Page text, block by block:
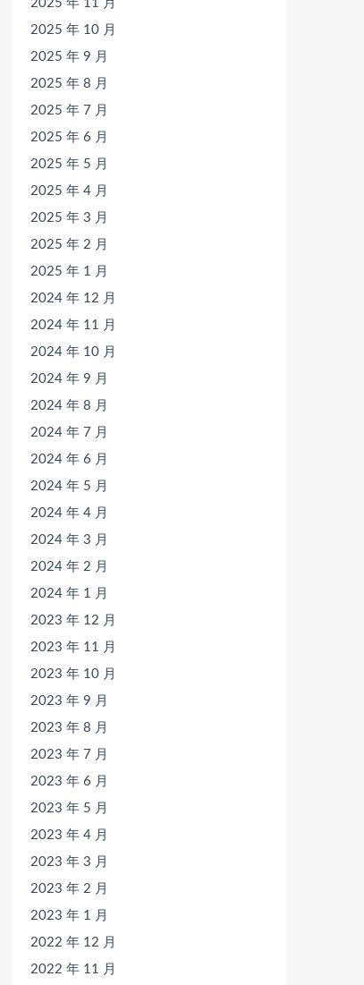
2025 年 11 月
2025 年 10 月
2025 年 9 月
2025 年 8 月
2025 年 7 月
2025 年 6 月
2025 年 5 月
2025 年 4 月
2025 年 3 月
2025 年 2 月
2025 年 1 月
2024 年 12 月
2024 年 11 月
2024 年 10 月
2024 年 9 月
2024 年 8 月
2024 年 7 月
2024 年 6 月
2024 年 5 月
2024 年 4 月
2024 年 3 月
2024 年 2 月
2024 年 1 月
2023 年 12 月
2023 年 11 月
2023 年 10 月
2023 年 9 月
2023 年 8 月
2023 年 7 月
2023 年 6 月
2023 年 5 月
2023 年 4 月
2023 年 3 月
2023 年 2 月
2023 年 1 月
2022 年 12 月
2022 年 11 月